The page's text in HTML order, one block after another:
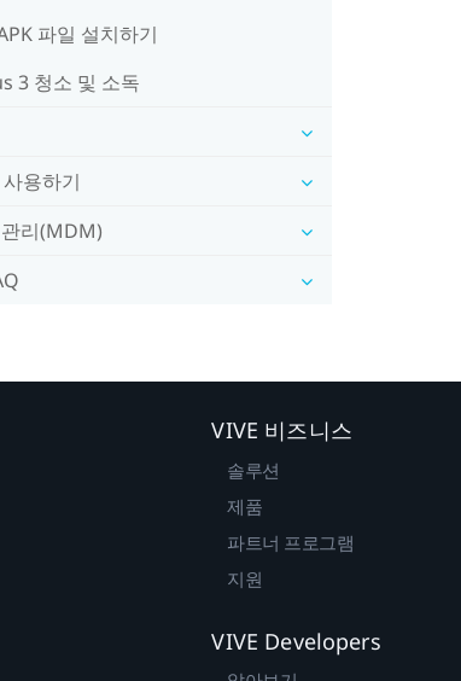
파일 설치하기
3 청소 및 소독
용하기
리(MDM)
VIVE 비즈니스
솔루션
제품
파트너 프로그램
지원
VIVE Developers